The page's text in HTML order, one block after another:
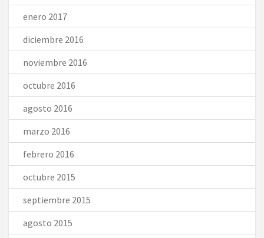
enero 2017
diciembre 2016
noviembre 2016
octubre 2016
agosto 2016
marzo 2016
febrero 2016
octubre 2015
septiembre 2015
agosto 2015